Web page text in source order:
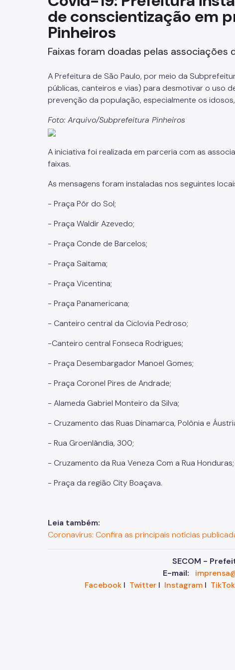
Fazenda
Funerários e Cemiteriais
Mobilidade Urbana e Transporte
Rua e Bairro
Trabalho
de conscientização em
Pinheiros
Faixas foram doadas pelas associações
A Prefeitura de São Paulo, por meio da
públicas, canteiros e vias) para desmotivar o uso
prevenção da população, especialmente os
Foto: Arquivo/Subprefeitura Pinheiros
A iniciativa foi realizada em parceria com as
faixas.
As mensagens foram instaladas nos seguintes
- Praça Pôr do Sol;
- Praça Waldir Azevedo;
- Praça Conde de Barcelos;
- Praça Saitama;
- Praça Vicentina;
- Praça Panamericana;
- Canteiro central da Ciclovia Pedroso;
-Canteiro central Fonseca Rodrigues;
- Praça Desembargador Manoel Gomes;
- Praça Coronel Pires de Andrade;
- Alameda Gabriel Monteiro da Silva;
- Cruzamento das Ruas Dinamarca, Polônia e
- Rua Groenlândia, 300;
- Cruzamento da Rua Veneza Com a Rua Honduras;
- Praça da região City Boaçava.
Leia também:
Coronavírus: Confira as principais notícias
SECOM -
E-mail:
FacebookI TwitterI InstagramI TikTok